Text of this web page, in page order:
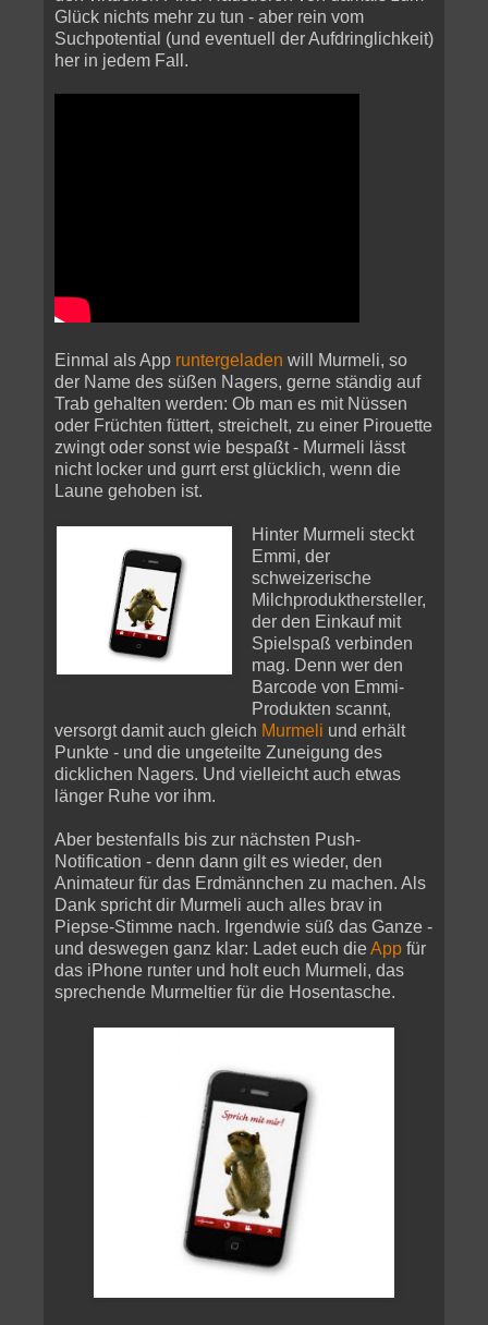
Glück nichts mehr zu tun - aber rein vom
Suchpotential (und eventuell der Aufdringlichkeit)
her in jedem Fall.
Einmal als App runtergeladen will Murmeli, so
der Name des süßen Nagers, gerne ständig auf
Trab gehalten werden: Ob man es mit Nüssen
oder Früchten füttert, streichelt, zu einer Pirouette
zwingt oder sonst wie bespaßt - Murmeli lässt
nicht locker und gurrt erst glücklich, wenn die
Laune gehoben ist.
Hinter Murmeli steckt
Emmi, der
schweizerische
Milchprodukthersteller,
der den Einkauf mit
Spielspaß verbinden
mag. Denn wer den
Barcode von Emmi-
Produkten scannt,
versorgt damit auch gleich Murmeli und erhält
Punkte - und die ungeteilte Zuneigung des
dicklichen Nagers. Und vielleicht auch etwas
länger Ruhe vor ihm.
Aber bestenfalls bis zur nächsten Push-
Notification - denn dann gilt es wieder, den
Animateur für das Erdmännchen zu machen. Als
Dank spricht dir Murmeli auch alles brav in
Piepse-Stimme nach. Irgendwie süß das Ganze -
und deswegen ganz klar: Ladet euch dieApp für
das iPhone runter und holt euch Murmeli, das
sprechende Murmeltier für die Hosentasche.